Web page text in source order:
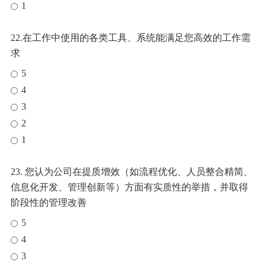
1
22.在工作中使用的各类工具、系统能满足您高效的工作需
求
5
4
3
2
1
23. 您认为公司在提质增效（如流程优化、人员整合精简、
信息化开发、管理创新等）方面有实质性的举措，并取得
阶段性的管理改善
5
4
3